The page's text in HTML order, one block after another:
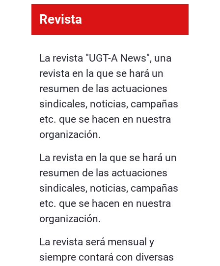
Revista
La revista "UGT-A News", una
revista en la que se hará un
resumen de las actuaciones
sindicales, noticias, campañas
etc. que se hacen en nuestra
organización.
La revista en la que se hará un
resumen de las actuaciones
sindicales, noticias, campañas
etc. que se hacen en nuestra
organización.
La revista será mensual y
siempre contará con diversas